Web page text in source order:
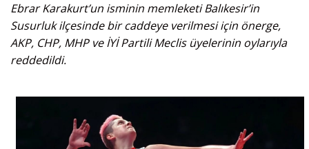
Ebrar Karakurt’un isminin memleketi Balıkesir’in
Susurluk ilçesinde bir caddeye verilmesi için önerge,
AKP, CHP, MHP ve İYİ Partili Meclis üyelerinin oylarıyla
reddedildi.